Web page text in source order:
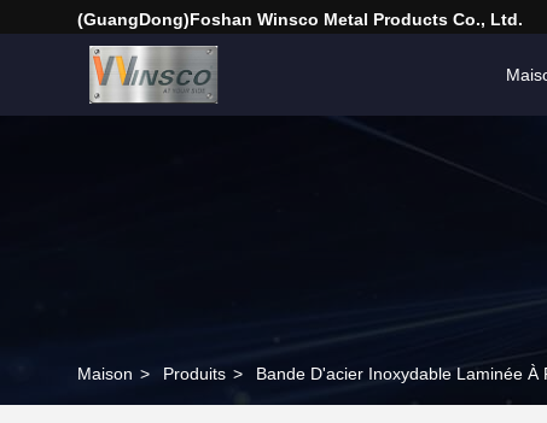
(GuangDong)Foshan Winsco Metal Products Co., Ltd.
Maison > Produits > Bande D'acier Inoxydable Laminée À